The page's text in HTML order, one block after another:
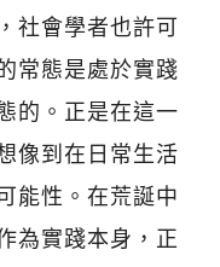
社會學者也許可
常態是處於實踐
的。正是在這一
像到在日常生活
能性。在荒誕中
為實踐本身，正